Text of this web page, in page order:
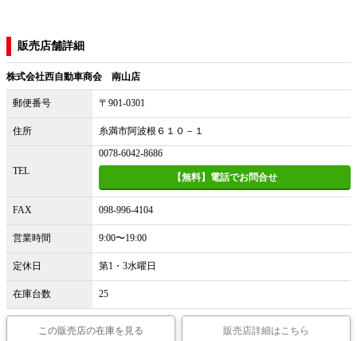
販売店舗詳細
株式会社西自動車商会 南山店
郵便番号 〒901-0301
住所 糸満市阿波根６１０－１
TEL
0078-6042-8686
【無料】電話でお問合せ
FAX 098-996-4104
営業時間 9:00〜19:00
定休日 第1・3水曜日
在庫台数 25
この販売店の在庫を見る 販売店詳細はこちら